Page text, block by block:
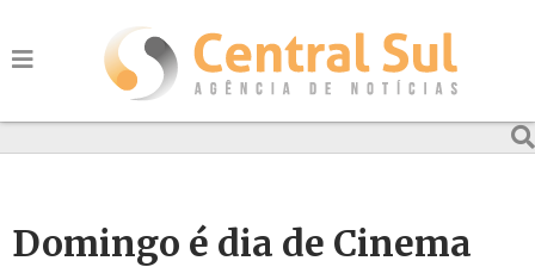
Domingo é dia de Cinema